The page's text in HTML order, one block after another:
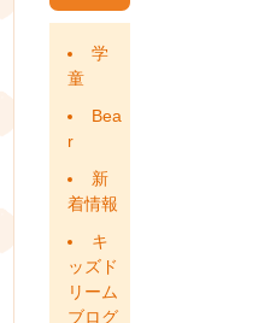
学
童
Bea
r
新
着情報
キ
ッズド
リーム
ブログ